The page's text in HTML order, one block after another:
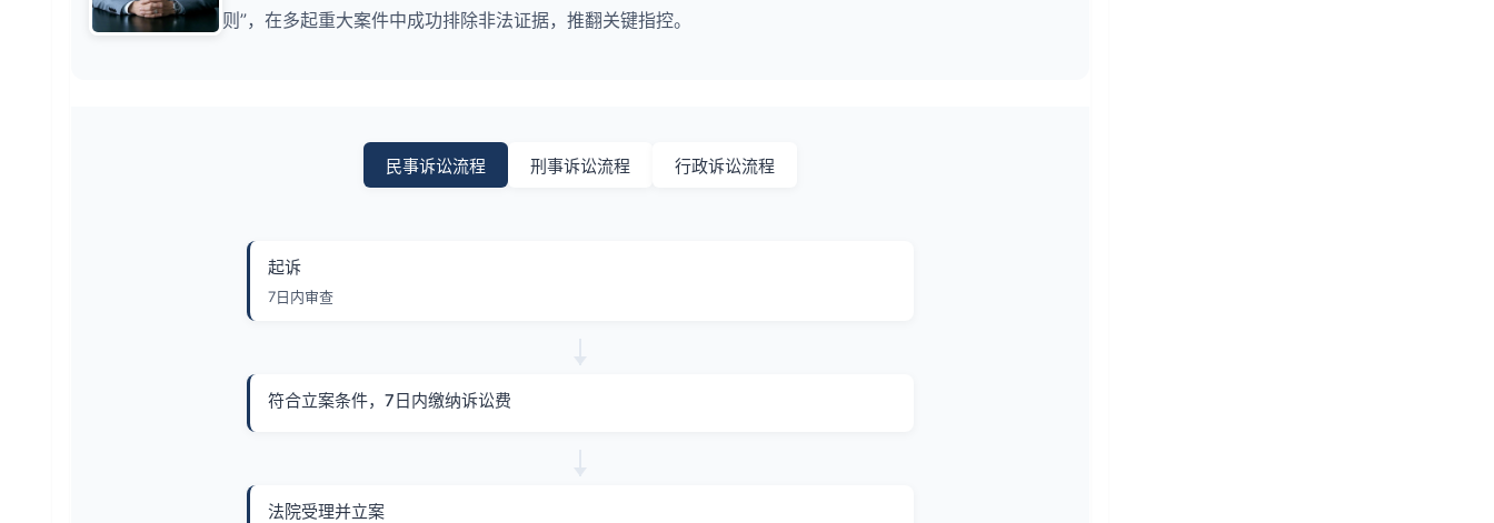
则”，在多起重大案件中成功排除非法证据，推翻关键指控。
民事诉讼流程 刑事诉讼流程 行政诉讼流程
起诉
7日内审查
符合立案条件，7日内缴纳诉讼费
法院受理并立案